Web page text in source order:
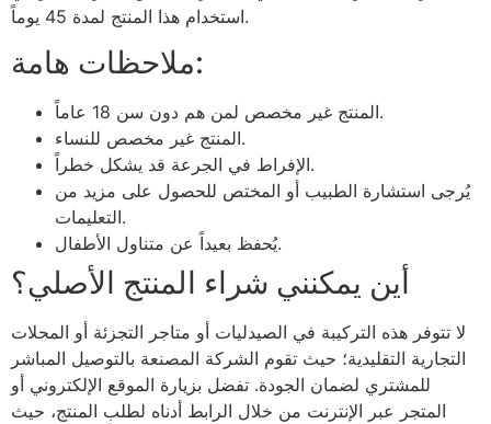
استخدام هذا المنتج لمدة 45 يوماً.
ملاحظات هامة:
المنتج غير مخصص لمن هم دون سن 18 عاماً.
المنتج غير مخصص للنساء.
الإفراط في الجرعة قد يشكل خطراً.
يُرجى استشارة الطبيب أو المختص للحصول على مزيد من
التعليمات.
يُحفظ بعيداً عن متناول الأطفال.
أين يمكنني شراء المنتج الأصلي؟
لا تتوفر هذه التركيبة في الصيدليات أو متاجر التجزئة أو المحلات
التجارية التقليدية؛ حيث تقوم الشركة المصنعة بالتوصيل المباشر
للمشتري لضمان الجودة. تفضل بزيارة الموقع الإلكتروني أو
المتجر عبر الإنترنت من خلال الرابط أدناه لطلب المنتج، حيث